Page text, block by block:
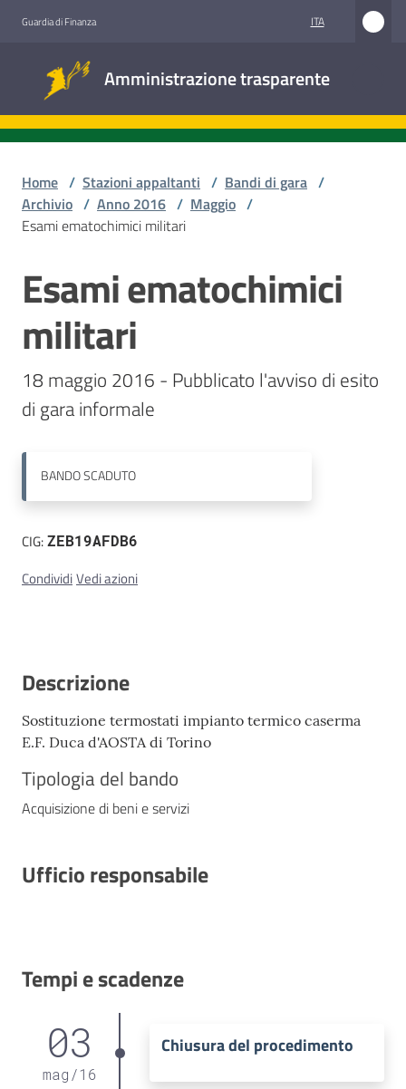
Guardia di Finanza ITA
Amministrazione trasparente
trasparente
Stazioni
appaltanti
Contatti
Home / Stazioni appaltanti / Bandi di gara /
Archivio / Anno 2016 / Maggio /
Esami ematochimici militari
Salta al contenuto
Esami ematochimici
militari
18 maggio 2016 - Pubblicato l'avviso di esito
di gara informale
BANDOSCADUTO
CIG:ZEB19AFDB6
CondividiVedi azioni
Descrizione
Sostituzione termostati impianto termico caserma
E.F. Duca d'AOSTA di Torino
Tipologia del bando
Acquisizione di beni e servizi
Ufficio responsabile
Tempi e scadenze
03
mag /16
Chiusura del procedimento